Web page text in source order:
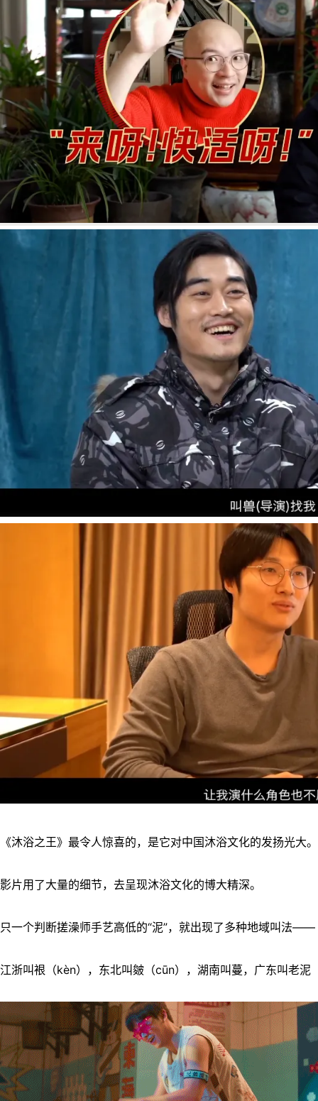
《沐浴之王》最令人惊喜的，是它对中国沐浴文化的发扬光大。
影片用了大量的细节，去呈现沐浴文化的博大精深。
只一个判断搓澡师手艺高低的“泥”，就出现了多种地域叫法——
江浙叫裉（kèn），东北叫皴（cūn），湖南叫蔓，广东叫老泥